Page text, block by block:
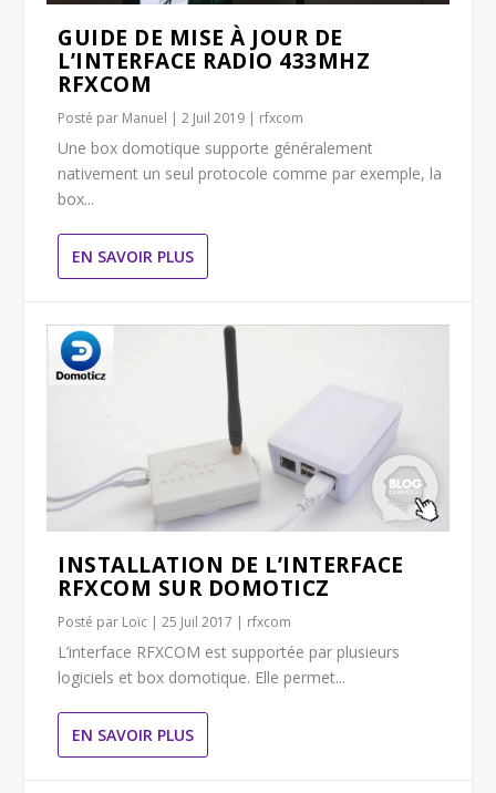
GUIDE DE MISE À JOUR DE
L’INTERFACE RADIO 433MHZ
RFXCOM
Posté par Manuel |2 Juil 2019 | rfxcom
Une box domotique supporte généralement
nativement un seul protocole comme par exemple, la
box...
EN SAVOIR PLUS
INSTALLATION DE L’INTERFACE
RFXCOM SUR DOMOTICZ
Posté par Loïc |25 Juil 2017 | rfxcom
L’interface RFXCOM est supportée par plusieurs
logiciels et box domotique. Elle permet...
EN SAVOIR PLUS